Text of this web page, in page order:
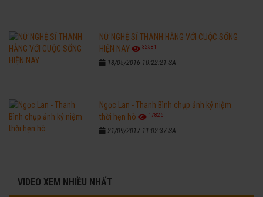
NỮ NGHỆ SĨ THANH HẰNG VỚI CUỘC SỐNG
HIỆN NAY
32581
18/05/2016 10:22:21 SA
Ngọc Lan - Thanh Bình chụp ảnh kỷ niệm
thời hẹn hò
17826
21/09/2017 11:02:37 SA
VIDEO XEM NHIỀU NHẤT